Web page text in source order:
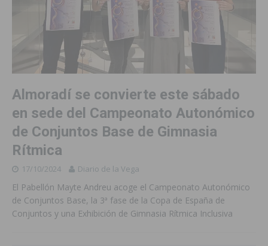
Almoradí se convierte este sábado
en sede del Campeonato Autonómico
de Conjuntos Base de Gimnasia
Rítmica
17/10/2024 Diario de la Vega
El Pabellón Mayte Andreu acoge el Campeonato Autonómico
de Conjuntos Base, la 3ª fase de la Copa de España de
Conjuntos y una Exhibición de Gimnasia Rítmica Inclusiva